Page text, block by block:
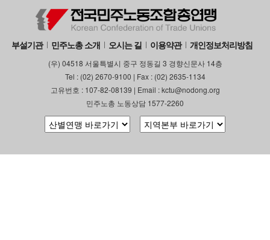
부설기관 민주노총 소개 오시는 길 이용약관 개인정보처리방침
(우) 04518 서울특별시 중구 정동길 3 경향신문사 14층
Tel : (02) 2670-9100 | Fax : (02) 2635-1134
고유번호 : 107-82-08139 | Email : kctu@nodong.org
민주노총 노동상담 1577-2260